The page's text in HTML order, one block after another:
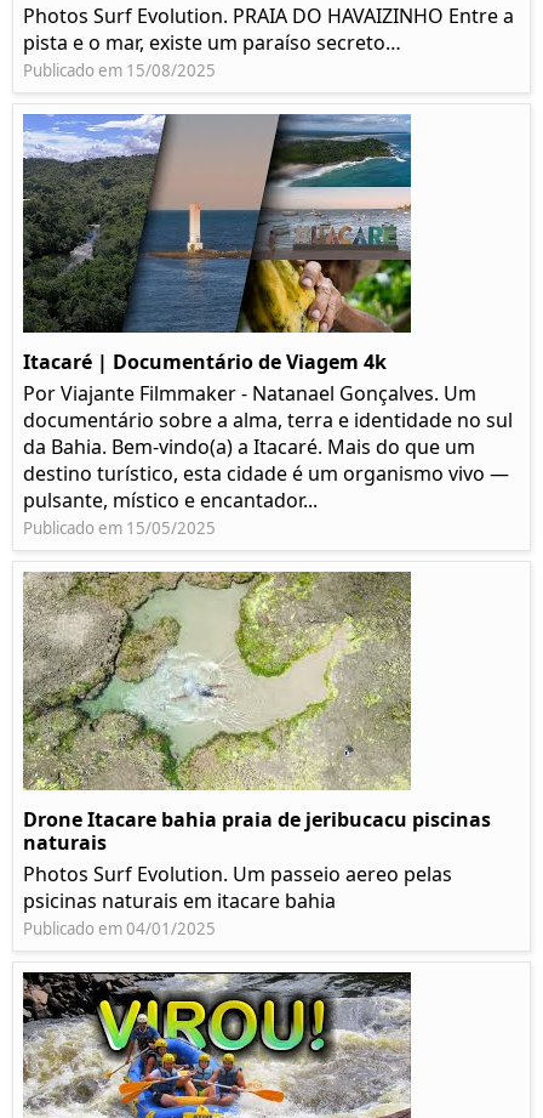
Photos Surf Evolution. PRAIA DO HAVAIZINHO Entre a
pista e o mar, existe um paraíso secreto…
Publicado em 15/08/2025
Itacaré | Documentário de Viagem 4k
Por Viajante Filmmaker - Natanael Gonçalves. Um
documentário sobre a alma, terra e identidade no sul
da Bahia. Bem-vindo(a) a Itacaré. Mais do que um
destino turístico, esta cidade é um organismo vivo —
pulsante, místico e encantador...
Publicado em 15/05/2025
Drone Itacare bahia praia de jeribucacu piscinas
naturais
Photos Surf Evolution. Um passeio aereo pelas
psicinas naturais em itacare bahia
Publicado em 04/01/2025